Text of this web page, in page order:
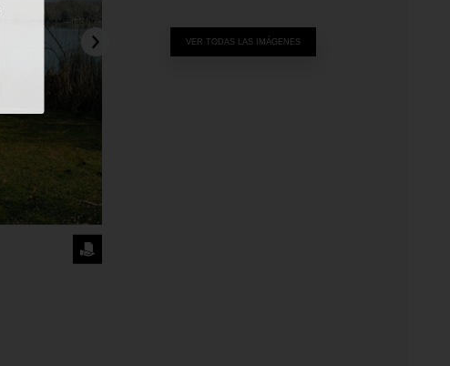
VER TODAS LAS IMÁGENES